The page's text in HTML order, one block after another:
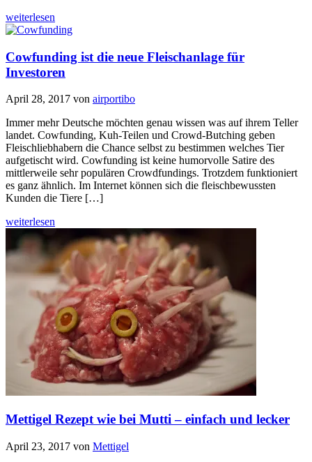
weiterlesen
Cowfunding ist die neue Fleischanlage für
Investoren
April 28, 2017 von airportibo
Immer mehr Deutsche möchten genau wissen was auf ihrem Teller
landet. Cowfunding, Kuh-Teilen und Crowd-Butching geben
Fleischliebhabern die Chance selbst zu bestimmen welches Tier
aufgetischt wird. Cowfunding ist keine humorvolle Satire des
mittlerweile sehr populären Crowdfundings. Trotzdem funktioniert
es ganz ähnlich. Im Internet können sich die fleischbewussten
Kunden die Tiere […]
weiterlesen
Mettigel Rezept wie bei Mutti – einfach und lecker
April 23, 2017 von Mettigel